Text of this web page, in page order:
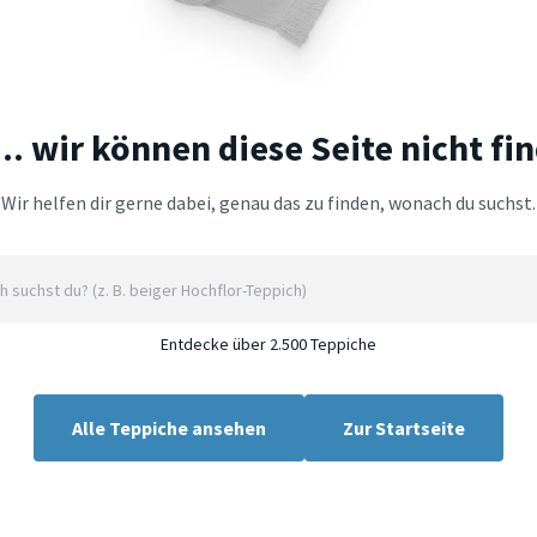
wir können diese Seite nicht
Wir helfen dir gerne dabei, genau das zu finden, wonach du suchst.
Entdecke über 2.500 Teppiche
Alle Teppiche ansehen Zur Startseite